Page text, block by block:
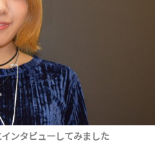
ンタビューしてみました